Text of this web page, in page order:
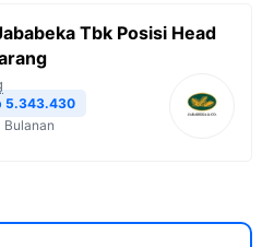
Tbk Posisi Head
5.343.430
Bulanan